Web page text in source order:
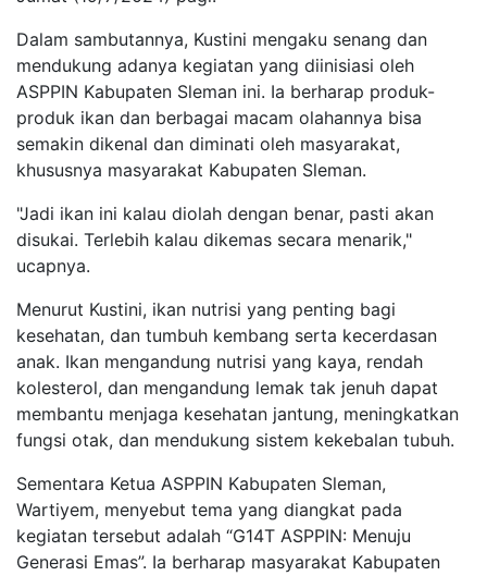
Dalam sambutannya, Kustini mengaku senang dan
mendukung adanya kegiatan yang diinisiasi oleh
ASPPIN Kabupaten Sleman ini. Ia berharap produk-
produk ikan dan berbagai macam olahannya bisa
semakin dikenal dan diminati oleh masyarakat,
khususnya masyarakat Kabupaten Sleman.
"Jadi ikan ini kalau diolah dengan benar, pasti akan
disukai. Terlebih kalau dikemas secara menarik,"
ucapnya.
Menurut Kustini, ikan nutrisi yang penting bagi
kesehatan, dan tumbuh kembang serta kecerdasan
anak. Ikan mengandung nutrisi yang kaya, rendah
kolesterol, dan mengandung lemak tak jenuh dapat
membantu menjaga kesehatan jantung, meningkatkan
fungsi otak, dan mendukung sistem kekebalan tubuh.
Sementara Ketua ASPPIN Kabupaten Sleman,
Wartiyem, menyebut tema yang diangkat pada
kegiatan tersebut adalah “G14T ASPPIN: Menuju
Generasi Emas”. Ia berharap masyarakat Kabupaten